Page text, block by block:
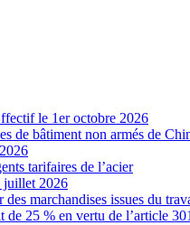
le 1er octobre 2026
de bâtiment non armés de
tarifaires de l’acier
juillet 2026
marchandises issues du
25 % en vertu de l’article 301